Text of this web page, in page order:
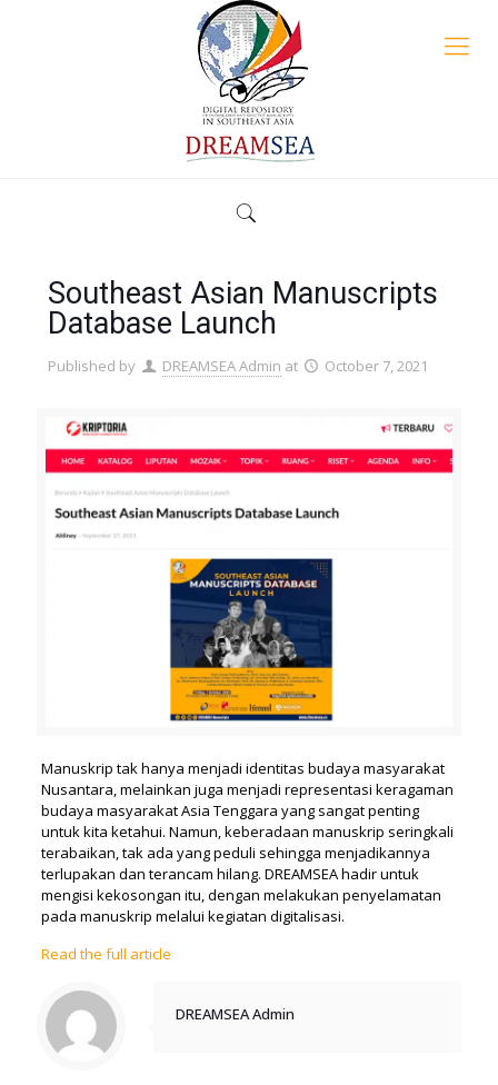
Southeast Asian Manuscripts
Database Launch
Published by DREAMSEA Admin at October 7, 2021
Manuskrip tak hanya menjadi identitas budaya masyarakat
Nusantara, melainkan juga menjadi representasi keragaman
budaya masyarakat Asia Tenggara yang sangat penting
untuk kita ketahui. Namun, keberadaan manuskrip seringkali
terabaikan, tak ada yang peduli sehingga menjadikannya
terlupakan dan terancam hilang. DREAMSEA hadir untuk
mengisi kekosongan itu, dengan melakukan penyelamatan
pada manuskrip melalui kegiatan digitalisasi.
Read the full article
DREAMSEA Admin